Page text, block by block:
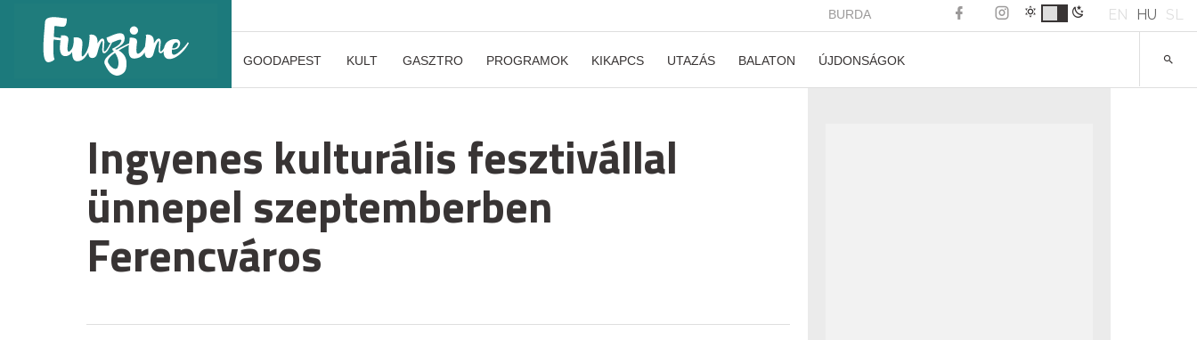
BURDA EN HU SL
GOODAPEST KULT GASZTRO PROGRAMOK KIKAPCS UTAZÁS BALATON ÚJDONSÁGOK
Ingyenes kulturális fesztivállal
ünnepel szeptemberben
Ferencváros